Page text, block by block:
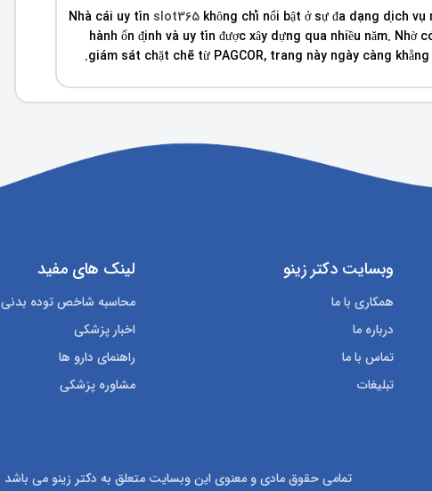
Nhà cái uy tín slot365 không chỉ nổi bật ở sự đa dạng dịch
hành ổn định và uy tín được xây dựng qua nhiều năm. Nhờ
giám sát chặt chẽ từ PAGCOR, trang này ngày càng
وبسایت دکتر زینو
همکاری با ما
درباره ما
تماس با ما
تبلیغات
لینک های مفید
محاسبه شاخص توده بدنی
اخبار پزشکی
راهنمای دارو ها
مشاوره پزشکی
تمامی حقوق مادی و معنوی این وبسایت متعلق به دکتر زینو می باشد